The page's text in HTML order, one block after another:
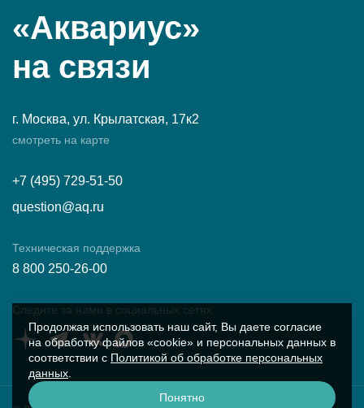
«Аквариус»
на связи
г. Москва, ул. Крылатская, 17к2
смотреть на карте
+7 (495) 729-51-50
question@aq.ru
Техническая поддержка
8 800 250-26-00
Следите за нами в социальных сетях
Продолжая использовать наш сайт, Вы даете согласие
на обработку файлов «cookie» и персональных данных в
соответствии с Политикой об обработке персональных
данных
Понятно